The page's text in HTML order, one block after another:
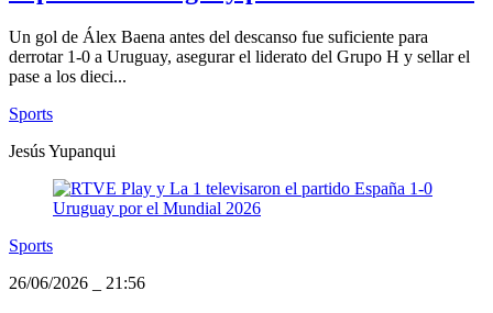
Un gol de Álex Baena antes del descanso fue suficiente para
derrotar 1-0 a Uruguay, asegurar el liderato del Grupo H y sellar el
pase a los dieci...
Sports
Jesús Yupanqui
Sports
26/06/2026
21:56